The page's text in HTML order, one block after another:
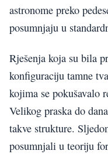
astronome preko
posumnjaju u
Rješenja koja su bila
konfiguraciju tamne
kojima se pokušavalo
Velikog praska do
takve strukture.
posumnjali u teoriju